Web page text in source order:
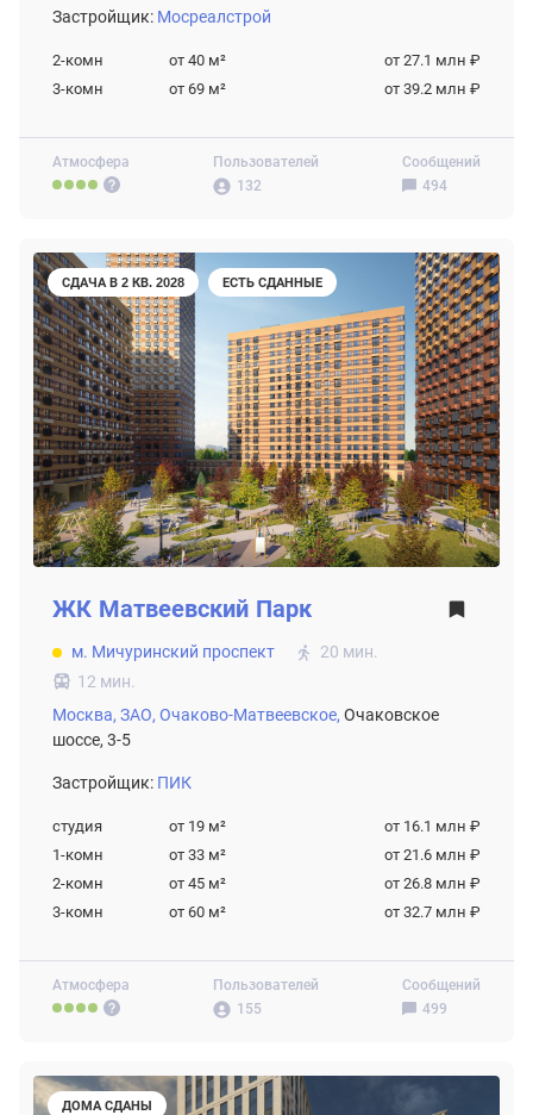
Атмосфера
Пользователей
132
Сообщений
494
Застройщик: Мосреалстрой
2-комн от 40 м²
от 27.1 млн ₽
3-комн
от 69 м² от 39.2 млн ₽
СДАЧА В 2 КВ. 2028 ЕСТЬ СДАННЫЕ
Атмосфера
Пользователей
155
Сообщений
499
ЖК Матвеевский Парк
м. Мичуринский проспект
20 мин.
12 мин.
Москва, ЗАО, Очаково-Матвеевское, Очаковское
шоссе, 3-5
Застройщик: ПИК
студия от 19 м²
от 16.1 млн ₽
1-комн
от 33 м²
от 21.6 млн ₽
2-комн
от 45 м²
от 26.8 млн ₽
3-комн
от 60 м² от 32.7 млн ₽
ДОМА СДАНЫ